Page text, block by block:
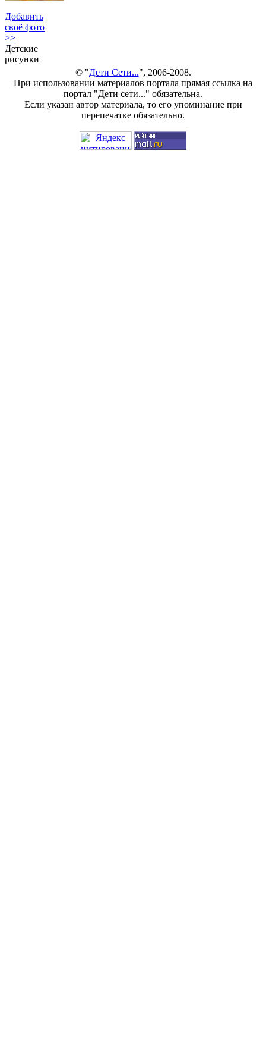
Добавить
своё фото
>>
Детские
рисунки
© "Дети Сети...", 2006-2008.
При использовании материалов портала прямая ссылка на
портал "Дети сети..." обязательна.
Если указан автор материала, то его упоминание при
перепечатке обязательно.